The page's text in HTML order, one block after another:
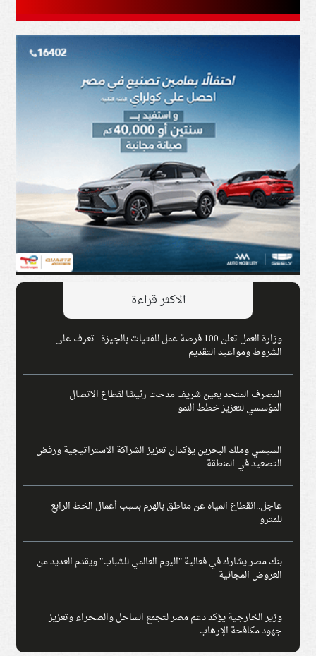
الاكثر قراءة
وزارة العمل تعلن 100 فرصة عمل للفتيات بالجيزة.. تعرف على
الشروط ومواعيد التقديم
المصرف المتحد يعين شريف مدحت رئيسًا لقطاع الاتصال
المؤسسي لتعزيز خطط النمو
السيسي وملك البحرين يؤكدان تعزيز الشراكة الاستراتيجية ورفض
التصعيد في المنطقة
عاجل..انقطاع المياه عن مناطق بالهرم بسبب أعمال الخط الرابع
للمترو
بنك مصر يشارك في فعالية "اليوم العالمي للشباب" ويقدم العديد من
العروض المجانية
وزير الخارجية يؤكد دعم مصر لتجمع الساحل والصحراء وتعزيز
جهود مكافحة الإرهاب